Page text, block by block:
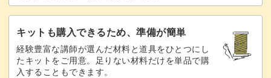
キットも購入できるため、準備が簡単
経験豊富な講師が選んだ材料と道具をひとつにし
たキットをご用意。足りない材料だけを単品で購
入することもできます。